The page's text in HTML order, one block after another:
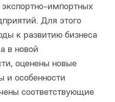
экспортно-импортных
Для этого
к развитию бизнеса
в новой
оценены новые
и особенности
соответствующие